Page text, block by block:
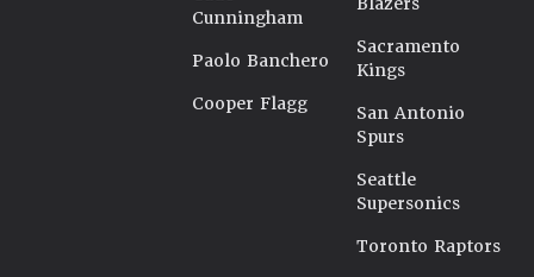
Cunningham
Paolo Banchero
Cooper Flagg
Sacramento
Kings
San Antonio
Spurs
Seattle
Supersonics
Toronto Raptors